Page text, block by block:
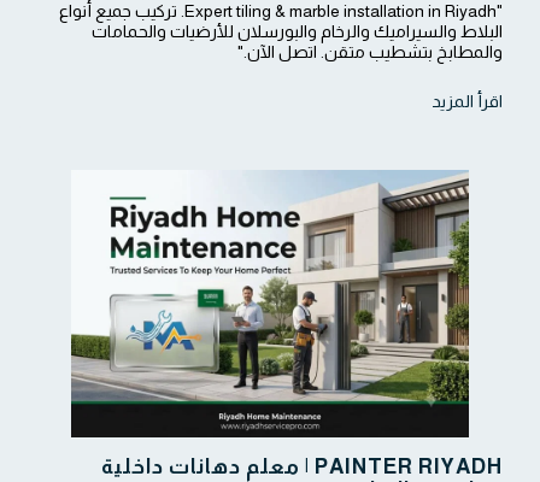
"Expert tiling & marble installation in Riyadh. تركيب جميع أنواع
البلاط والسيراميك والرخام والبورسلان للأرضيات والحمامات
والمطابخ بتشطيب متقن. اتصل الآن."
اقرأ المزيد
PAINTER RIYADH | معلم دهانات داخلية